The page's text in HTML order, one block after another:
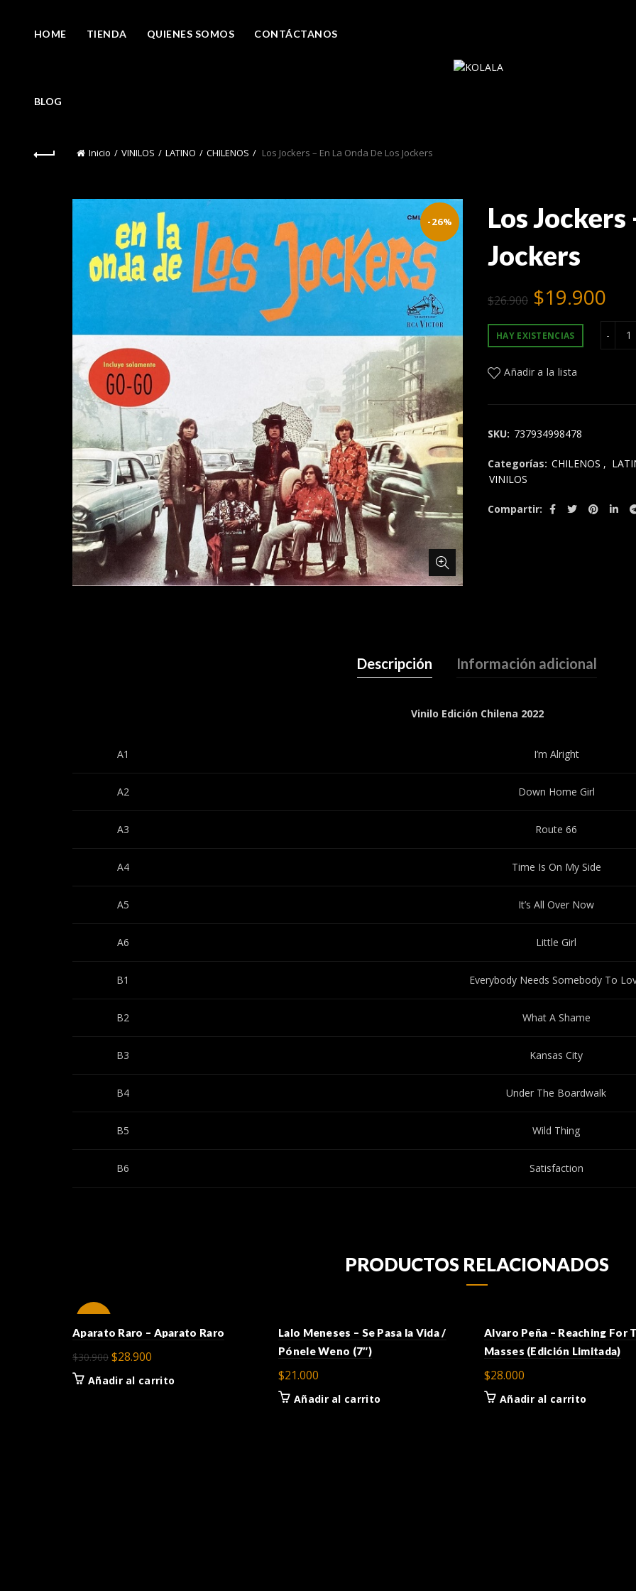
HOME TIENDA QUIENES SOMOS CONTÁCTANOS
BLOG
Inicio VINILOS LATINO CHILENOS Los Jockers – En La Onda De Los Jockers
-26%
Los Jockers
Jockers
$26.900 El
precio
original
$19.900
HAY EXISTENCIAS
Añadir a la lista
SKU: 737934998478
Categorías: CHILENOS ,
VINILOS
Compartir
Descripción Información adicional
Vinilo Edición Chilena 2022
A1 I’m Alright
A2 Down Home Girl
A3 Route 66
A4 Time Is On My Side
A5 It’s All Over Now
A6 Little Girl
B1 Everybody Needs Somebody To
B2 What A Shame
B3 Kansas City
B4 Under The Boardwalk
B5 Wild Thing
B6 Satisfaction
PRODUCTOS RELACIONADOS
Aparato Raro – Aparato Raro
$30.900 El
precio
$28.900
precio
Añadir al carrito
Lalo Meneses – Se Pasa la Vida /
Pónele Weno (7″)
$21.000
Añadir al carrito
Alvaro Peña – Reaching For
Masses (Edición Limitada)
$28.000
Añadir al carrito